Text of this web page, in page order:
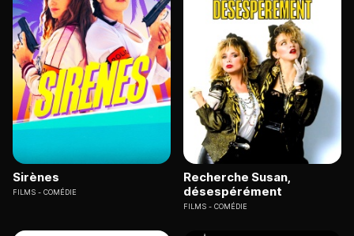
Sirènes
FILMS COMÉDIE
Recherche Susan,
désespérément
FILMS COMÉDIE